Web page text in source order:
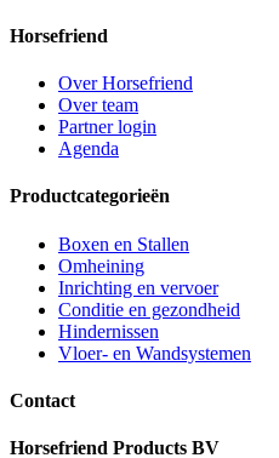
Horsefriend
Over Horsefriend
Over team
Partner login
Agenda
Productcategorieën
Boxen en Stallen
Omheining
Inrichting en vervoer
Conditie en gezondheid
Hindernissen
Vloer- en Wandsystemen
Contact
Horsefriend Products BV